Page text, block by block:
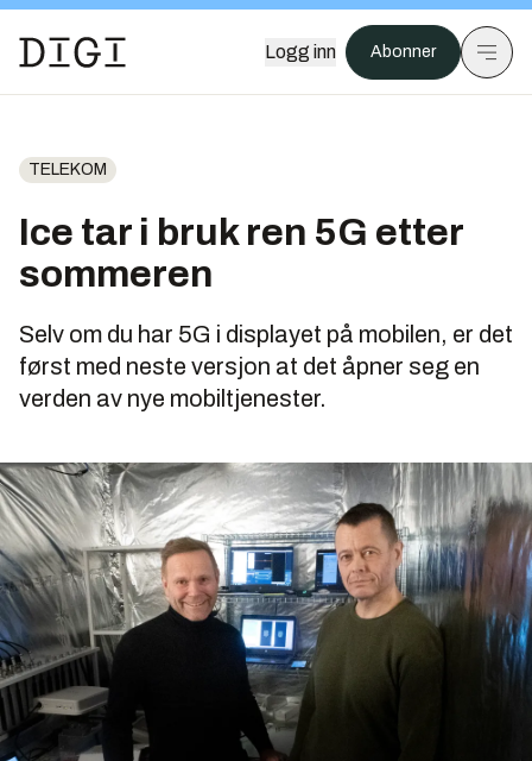
Logg inn Abonner
TELEKOM
Ice tar i bruk ren 5G etter
sommeren
Selv om du har 5G i displayet på mobilen, er det
først med neste versjon at det åpner seg en
verden av nye mobiltjenester.